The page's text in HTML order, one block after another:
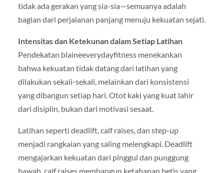
tidak ada gerakan yang sia-sia—semuanya adalah
bagian dari perjalanan panjang menuju kekuatan sejati.
Intensitas dan Ketekunan dalam Setiap Latihan
Pendekatan blaineeverydayfitness menekankan
bahwa kekuatan tidak datang dari latihan yang
dilakukan sekali-sekali, melainkan dari konsistensi
yang dibangun setiap hari. Otot kaki yang kuat lahir
dari disiplin, bukan dari motivasi sesaat.
Latihan seperti deadlift, calf raises, dan step-up
menjadi rangkaian yang saling melengkapi. Deadlift
mengajarkan kekuatan dari pinggul dan punggung
bawah, calf raises membangun ketahanan betis yang